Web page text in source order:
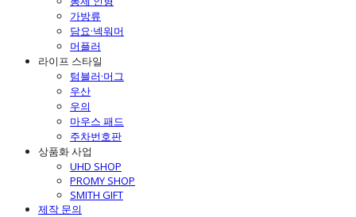
가방류
담요·넥워머
머플러
라이프 스타일
텀블러·머그
우산
우의
마우스 패드
주차번호판
상품화 사업
UHD SHOP
PROMY SHOP
SMITH GIFT
제작 문의